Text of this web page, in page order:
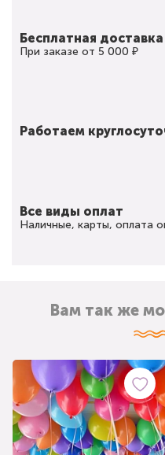
Бесплатная доставка
При заказе от 5 000 ₽
Работаем
Все виды оплат
Наличные, карты, оплата
Вам так же